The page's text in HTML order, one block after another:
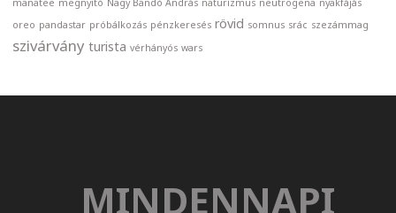
manatee megnyitó Nagy Bandó András naturizmus neutrogena nyakfájás
oreo pandastar próbálkozás pénzkeresés rövid somnus srác szezámmag
szivárvány turista vérhányós wars
MINDENNAPI